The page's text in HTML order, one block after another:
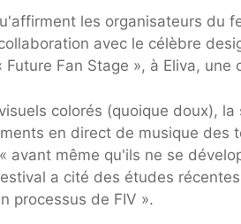
les organisateurs du
avec le célèbre
Future Fan Stage », à Eliva, une
colorés (quoique doux),
en direct de musique
avant même qu'ils ne se
a cité des études
processus de FIV ».